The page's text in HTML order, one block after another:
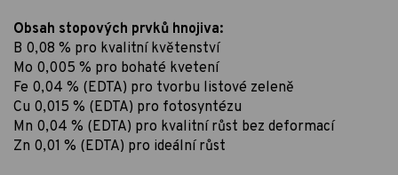
Obsah stopových prvků hnojiva:
B 0,08 % pro kvalitní květenství
Mo 0,005 % pro bohaté kvetení
Fe 0,04 % (EDTA) pro tvorbu listové zeleně
Cu 0,015 % (EDTA) pro fotosyntézu
Mn 0,04 % (EDTA) pro kvalitní růst bez deformací
Zn 0,01 % (EDTA) pro ideální růst